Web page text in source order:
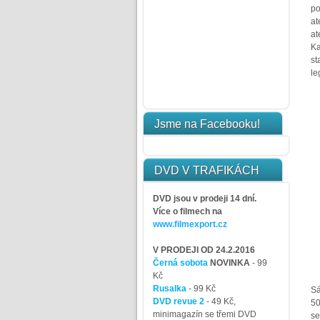
Jsme na Facebooku!
DVD V TRAFIKÁCH
DVD jsou v prodeji 14 dní.
Více o filmech na
www.filmexport.cz
V PRODEJI OD 24.2.2016
Černá sobotaNOVINKA - 99
Kč
Rusalka- 99 Kč
DVD revue 2- 49 Kč,
minimagazín se třemi DVD